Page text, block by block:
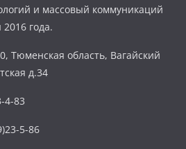
и массовый коммуникаций
года.
Тюменская область, Вагайский
д.34
4-83
5-86